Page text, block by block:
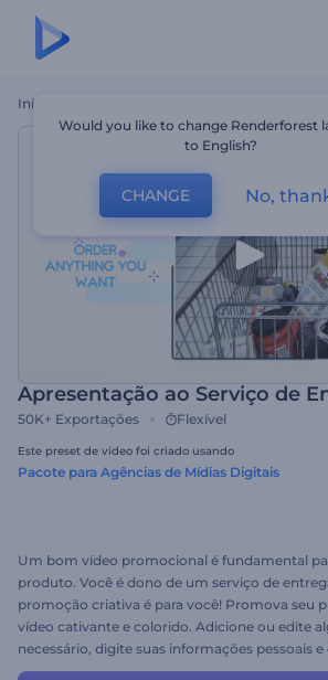
Início Apresentação Ao Serviço
Apresentação ao Serviço de
50K+ Exportações Flexível
Este preset de vídeo foi criado usando
Pacote para Agências de Mídias Digitais
Um bom vídeo promocional é fundamental
produto. Você é dono de um serviço de
promoção criativa é para você! Promova seu
vídeo cativante e colorido. Adicione ou edite
necessário, digite suas informações pessoais e
negócios com criatividade. Sinta-se livre para
Would you like to change Renderforest
to English?
CHANGE No,